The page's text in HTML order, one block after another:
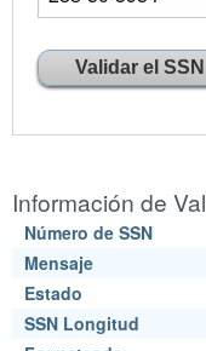
Información de
Número de SSN
Mensaje
Estado
SSN Longitud